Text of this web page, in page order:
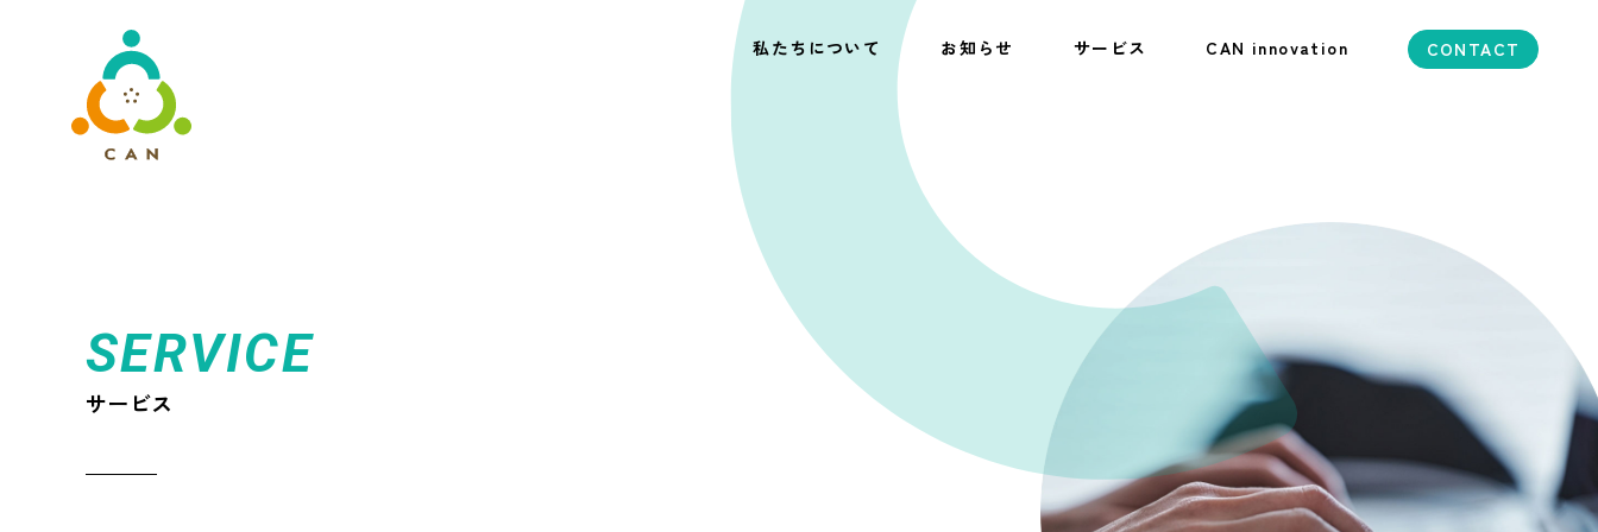
私たちについて お知らせ サービス CAN innovation CONTACT
SERVICE
サービス